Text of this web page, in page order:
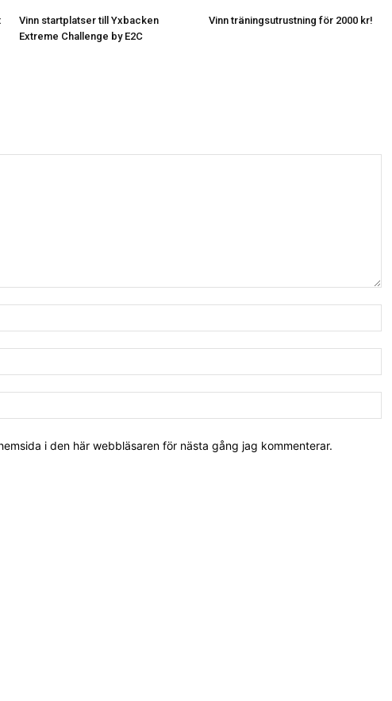
Vinn startplatser till Yxbacken
Extreme Challenge by E2C
Vinn träningsutrustning för 2000 kr!
i den här webbläsaren för nästa gång jag kommenterar.